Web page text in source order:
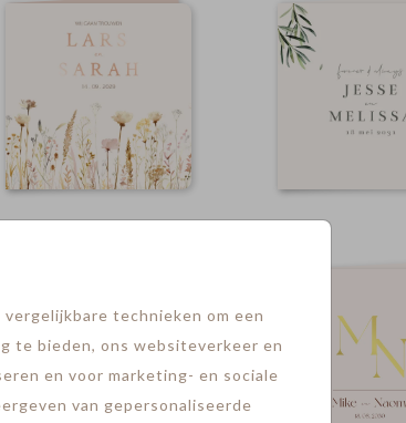
technieken om een
te bieden, ons websiteverkeer en
en voor marketing- en sociale
van gepersonaliseerde